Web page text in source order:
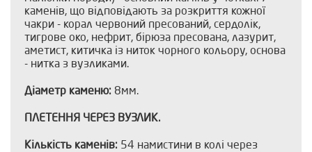
каменів, що відповідають за розкриття кожної
чакри - корал червоний пресований, сердолік,
тигрове око, нефрит, бірюза пресована, лазурит,
аметист, китичка із ниток чорного кольору, основа
- нитка з вузликами.
Діаметр каменю: 8мм.
ПЛЕТЕННЯ ЧЕРЕЗ ВУЗЛИК.
Кількість каменів: 54 намистини в колі через